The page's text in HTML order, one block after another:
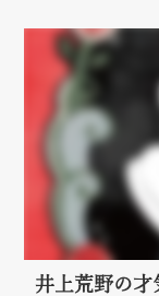
井上荒野の